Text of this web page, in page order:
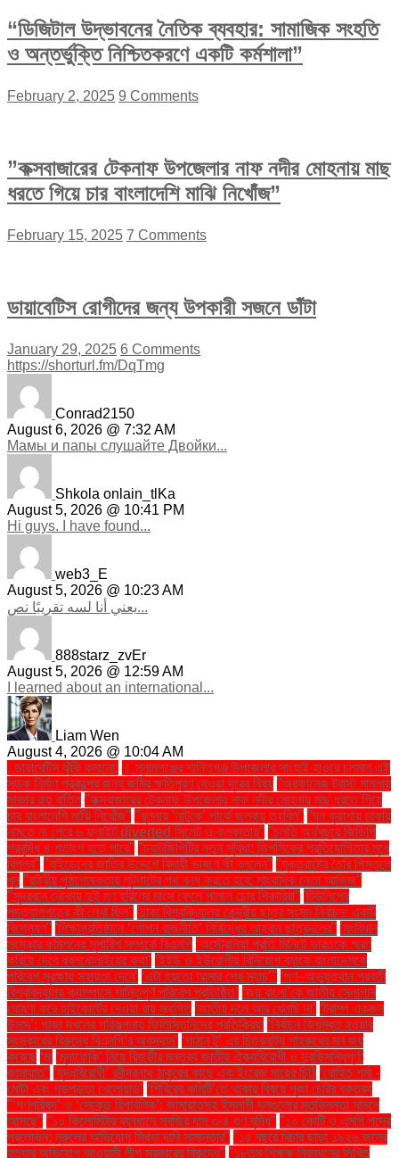
“ডিজিটাল উদ্ভাবনের নৈতিক ব্যবহার: সামাজিক সংহতি
ও অন্তর্ভুক্তি নিশ্চিতকরণে একটি কর্মশালা”
February 2, 2025 9 Comments
”কক্সবাজারের টেকনাফ উপজেলার নাফ নদীর মোহনায় মাছ
ধরতে গিয়ে চার বাংলাদেশি মাঝি নিখোঁজ”
February 15, 2025 7 Comments
ডায়াবেটিস রোগীদের জন্য উপকারী সজনে ডাঁটা
January 29, 2025 6 Comments
https://shorturl.fm/DqTmg
Conrad2150
August 6, 2026 @ 7:32 AM
Мамы и папы слушайте Двойки...
Shkola onlain_tlKa
August 5, 2026 @ 10:41 PM
Hi guys. I have found...
web3_E
August 5, 2026 @ 10:23 AM
يعني أنا لسه تقريبًا نص...
888starz_zvEr
August 5, 2026 @ 12:59 AM
I learned about an international...
Liam Wen
August 4, 2026 @ 10:04 AM
. ডায়াবেটিস ঝুঁকি কমানো:
। সুনামগঞ্জের শান্তিগঞ্জ উপজেলার সাংহাই হাওরে চলমান এই
সড়ক নির্মাণ প্রকল্পের জন্য জমির ক্ষতিপূরণ দেওয়া দূরের বিষয় ''অরফানেজ ট্রাস্ট মামলায়
সাজার রায় বাতিল ''কক্সবাজারের টেকনাফ উপজেলার নাফ নদীর মোহনায় মাছ ধরতে গিয়ে
চার বাংলাদেশি মাঝি নিখোঁজ'' ''খুলনায় ‘নাটুকে’ পার্কে জলবায়ু তহবিল'' ''ঘন কুয়াশায় ঢাকায়
নামতে না পেরে ৬ ফ্লাইট diverted সিলেট ও কলকাতায়'' ''চলতি অর্থবছরে জিডিপি
প্রবৃদ্ধি ৪ শতাংশ হতে পারে'' ''চ্যাটজিপিটির নতুন সুবিধা: ডিপসিকের প্রতিযোগিতার মুখে
বিপ্লব'' ''বাইডেনের জাতির উদ্দেশে বিদায়ী ভাষণে কী বললেন'' ''যুক্তরাষ্ট্রে তৈরি পিস্তলে
খুন ''রাষ্ট্রীয় পৃষ্ঠপোষকতায় লুটপাটের পথ বন্ধ করতে হবে: সাংবাদিক নেতা আজিজ"
''সুন্দরবনে নৌকায় দুই মণ হরিণের মাংস ফেলে পালাল চোর শিকারিরা'' 'টিউলিপের
পদত্যাগপত্রে কী লেখা ছিল'' 'ঢাকা বিশ্ববিদ্যালয় কেন্দ্রীয় ছাত্র সংসদ নির্বাচন: একটি
বিশ্লেষণ'' 'শিক্ষাপ্রতিষ্ঠানে ‘গোপন রাজনীতি’ নিষিদ্ধের আহ্বান ছাত্রদলের'' 'সংবিধান
সংস্কার কমিশনের সুপারিশ সম্পর্কে বিএনপি ‘অস্ট্রেলিয়া প্রতি মিনিটে ভারতকে স্মরণ
করিয়ে দেবে ধবলধোলাইয়ের কথা’ ‘ইইউ ও ইউরোপীয় বিনিয়োগ ব্যাংক বাংলাদেশকে
পরিবেশ সুরক্ষায় সহায়তা দেবে’ ‘এটা হয়তো আমার শেষ ম্যাচ’" ‘গণ–অভ্যুত্থান পরবর্তী
বিশ্ববিদ্যালয় ক্যাম্পাসে শান্তিপূর্ণ পরিবেশ প্রতিষ্ঠিত’ ‘জয় বাংলা’কে জাতীয় স্লোগান
ঘোষণা করে হাইকোর্টের দেওয়া রায় স্থগিত ‘জাতীয় দলে আর খেলছি না’ ‘ট্রাম্প একজন
উন্মাদ’: গাজা দখলের পরিকল্পনায় ফিলিস্তিনিদের প্রতিক্রিয়া ‘নির্বাচন বিলম্বিত হওয়ার
সংস্কারের বিরুদ্ধে বিএনপি’র অবস্থান’ ‘পাঠান টু’ এর চিত্রনাট্য শাহরুখের মন জয়
করেছে ‘মা ‘মুনাফেকি’ নিয়ে রিজভীর মন্তব্য জাতীয় ঐক্যবিরোধী ও দুরভিসন্ধিপূর্ণ:
জামায়াত" ‘যুদ্ধবিরোধী’ রবীন্দ্রনাথ ঠাকুরের কাছে এক ইংরেজ মায়ের চিঠি ‘রোহিত শর্মা -
মোটা এবং গড়পড়তা খেলোয়াড়’ ‘শিবিরের কমিটি’তে থাকার বিষয়ে পূজা চেরির বক্তব্য
"‘গণপরিষদ’ ও ‘সেকেন্ড রিপাবলিক’: জামায়াতসহ ইসলামী দলগুলোর মতভিন্নতা সামনে
আসছে" "১০ কিলোমিটার ব্যবধানে সবজির দাম ৩-৪ গুণ বৃদ্ধি" "১০ কোটি ও এমপি পদের
প্রলোভন: নুরুলের অভিযোগ মিথ্যা দাবি সামান্তার" "১৫ বছরে বিচার ছাড়া ১৯২৬ জনের
হত্যার অভিযোগ আওয়ামী লীগ সরকারের বিরুদ্ধে" "১৮তম শিক্ষক নিবন্ধনের লিখিত